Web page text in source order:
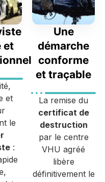
et
et
le
:
Une
démarche
conforme
et traçable
La remise du
certificat de
destruction
par le centre
VHU agréé
libère
définitivement le